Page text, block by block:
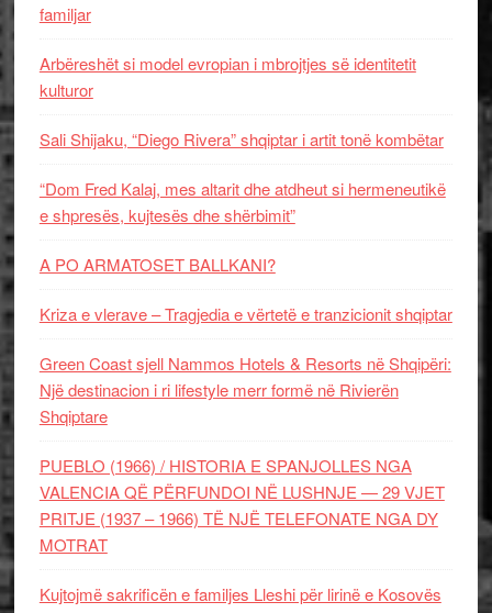
familjar
Arbëreshët si model evropian i mbrojtjes së identitetit
kulturor
Sali Shijaku, “Diego Rivera” shqiptar i artit tonë kombëtar
“Dom Fred Kalaj, mes altarit dhe atdheut si hermeneutikë
e shpresës, kujtesës dhe shërbimit”
A PO ARMATOSET BALLKANI?
Kriza e vlerave – Tragjedia e vërtetë e tranzicionit shqiptar
Green Coast sjell Nammos Hotels & Resorts në Shqipëri:
Një destinacion i ri lifestyle merr formë në Rivierën
Shqiptare
PUEBLO (1966) / HISTORIA E SPANJOLLES NGA
VALENCIA QË PËRFUNDOI NË LUSHNJE — 29 VJET
PRITJE (1937 – 1966) TË NJË TELEFONATE NGA DY
MOTRAT
Kujtojmë sakrificën e familjes Lleshi për lirinë e Kosovës